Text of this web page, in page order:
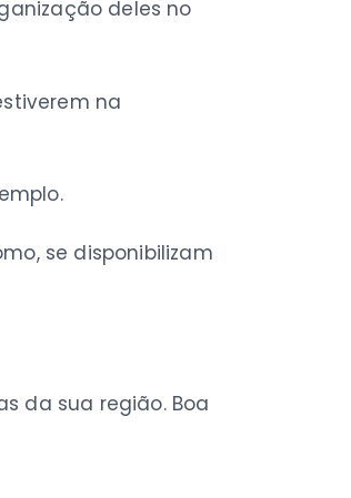
deles no
na
se disponibilizam
da sua região. Boa